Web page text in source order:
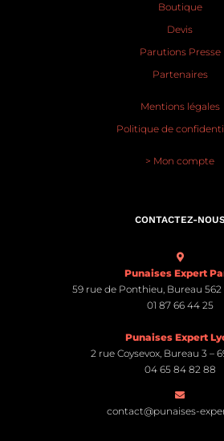
Boutique
Devis
Parutions Presse
Partenaires
Mentions légales
Politique de
> Mon compte
CONTACTEZ-
Punaises Expert
59 rue de Ponthieu, Bureau 562
01 87 66 44 25
Punaises Expert
2 rue Coysevox, Bureau 3 –
04 65 84 82 88
contact@punaises-